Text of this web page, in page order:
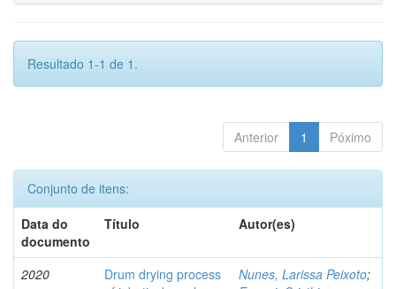
Resultado 1-1 de 1.
Anterior 1 Póximo
Conjunto de itens:
Data do
documento
Título Autor(es)
2020
Drum drying process
Nunes, Larissa Peixoto;